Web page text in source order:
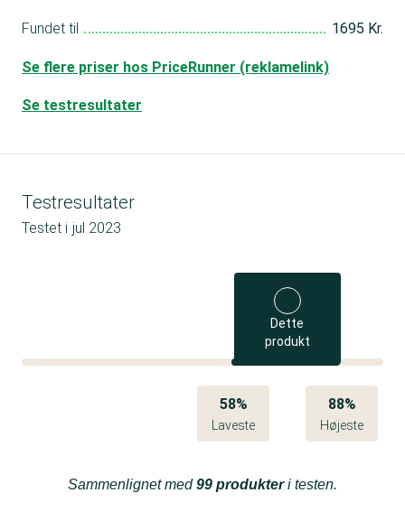
Fundet til 1695 Kr.
Se flere priser hos PriceRunner (reklamelink)
Se testresultater
Testresultater
Testet i jul 2023
Dette
produkt
58%
Laveste
88%
Højeste
Sammenlignet med99 produkteri testen.